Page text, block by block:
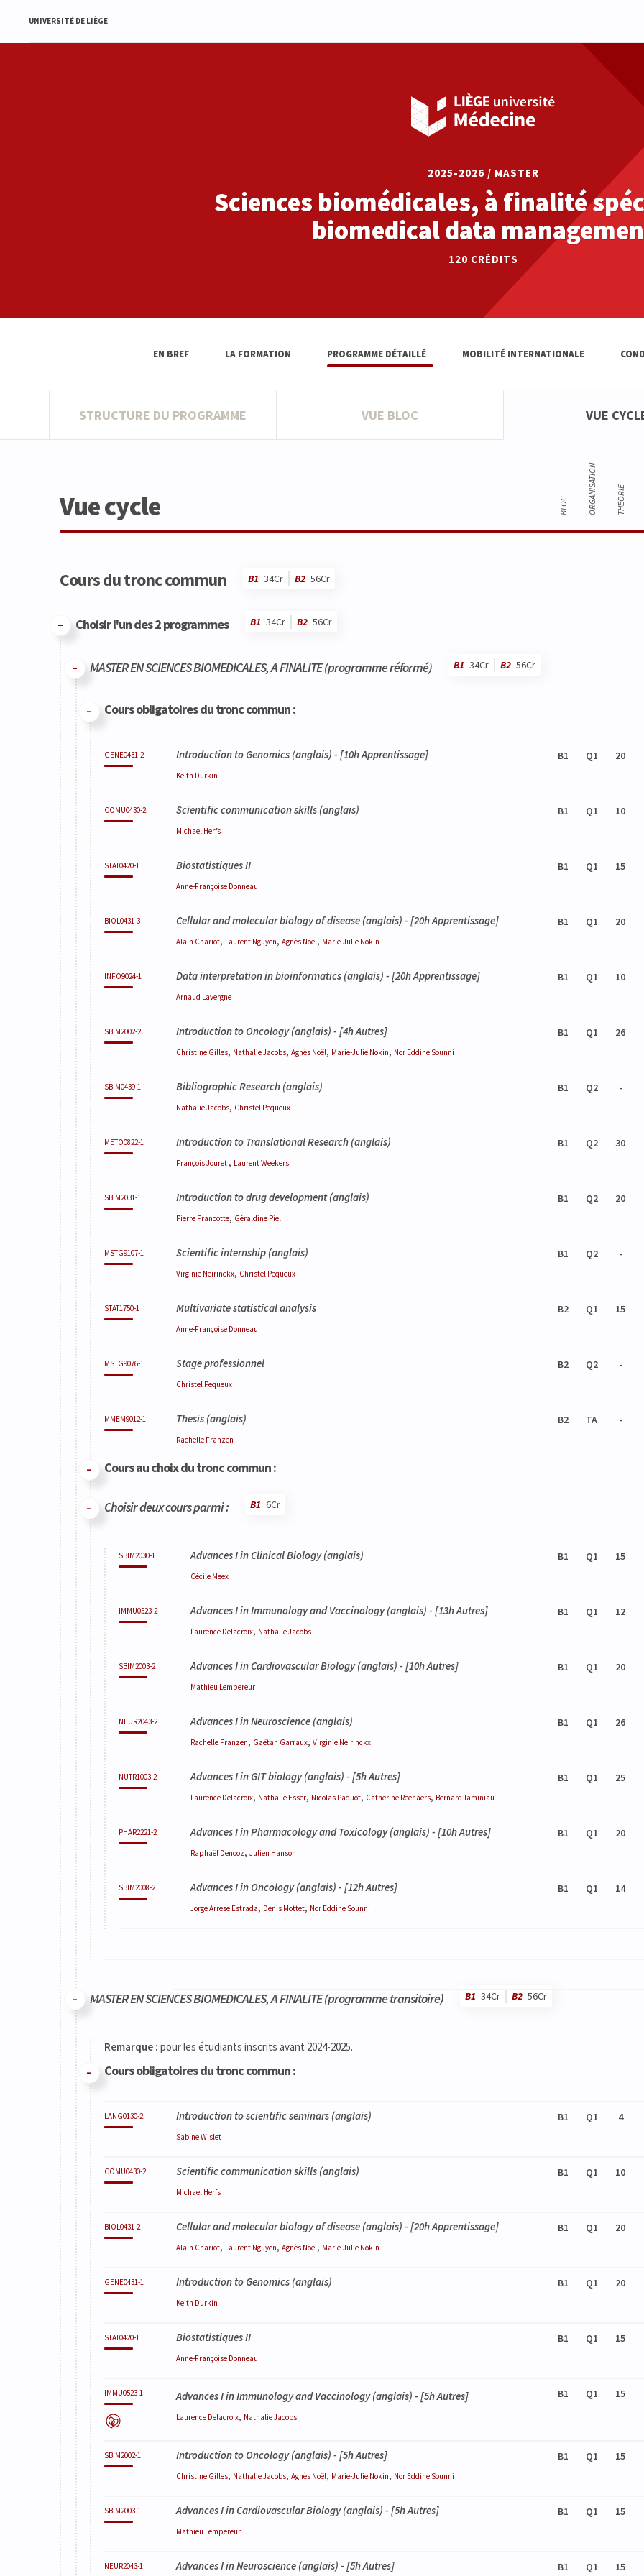
UNIVERSITÉ DE LIÈGE
2025-2026 / MASTER
Sciences biomédicales, à finalité
biomedical data
120 CRÉDITS
EN BREF LA FORMATION PROGRAMME DÉTAILLÉ MOBILITÉ INTERNATIONALE
STRUCTURE DU PROGRAMME VUE BLOC VUE
Vue cycle BLOC ORGANISATION THÉORIE
Cours du tronc commun B1 34Cr B2 56Cr
Choisir l'un des 2 programmes B1 34Cr B2 56Cr
Code
Détails
Bloc
Organisation
Théorie
Pratique
Autres
Crédits
MASTER EN SCIENCES BIOMEDICALES, A FINALITE (programme réformé) B1 34Cr B2 56Cr
Code
Détails
Bloc
Organisation
Théorie
Pratique
Autres
Crédits
Cours obligatoires du tronc commun :
GENE0431-2 Introduction to Genomics (anglais) - [10h Apprentissage]
Keith Durkin
B1 Q1 20
COMU0430-2 Scientific communication skills (anglais)
Michael Herfs
B1 Q1 10
STAT0420-1 Biostatistiques II
Anne-Françoise Donneau
B1 Q1 15
BIOL0431-3 Cellular and molecular biology of disease (anglais) - [20h Apprentissage]
Alain Chariot, Laurent Nguyen, Agnès Noël, Marie-Julie Nokin
B1 Q1 20
INFO9024-1 Data interpretation in bioinformatics (anglais) - [20h Apprentissage]
Arnaud Lavergne
B1 Q1 10
SBIM2002-2 Introduction to Oncology(anglais) - [4h Autres]
Christine Gilles, NathalieJacobs, Agnès Noël, Marie-Julie Nokin, Nor Eddine Sounni
B1 Q1 26
SBIM0439-1 Bibliographic Research (anglais)
NathalieJacobs, Christel Pequeux
B1 Q2 -
METO0822-1 Introduction to Translational Research (anglais)
FrançoisJouret , LaurentWeekers
B1 Q2 30
SBIM2031-1 Introduction to drug development(anglais)
Pierre Francotte, Géraldine Piel
B1 Q2 20
MSTG9107-1 Scientific internship (anglais)
Virginie Neirinckx, Christel Pequeux
B1 Q2 -
STAT1750-1 Multivariate statistical analysis
Anne-Françoise Donneau
B2 Q1 15
MSTG9076-1 Stage professionnel
Christel Pequeux
B2 Q2 -
MMEM9012-1 Thesis (anglais)
Rachelle Franzen
B2 TA -
Cours au choix du tronc commun :
Choisir deux cours parmi : B1 6Cr
SBIM2030-1 Advances I in Clinical Biology(anglais)
Cécile Meex
B1 Q1 15
IMMU0523-2 Advances I in Immunology and Vaccinology(anglais) - [13h Autres]
Laurence Delacroix, NathalieJacobs
B1 Q1 12
SBIM2003-2 Advances I in Cardiovascular Biology(anglais) - [10h Autres]
Mathieu Lempereur
B1 Q1 20
NEUR2043-2 Advances I in Neuroscience (anglais)
Rachelle Franzen, Gaëtan Garraux, Virginie Neirinckx
B1 Q1 26
NUTR1003-2 Advances I in GIT biology(anglais) - [5h Autres]
Laurence Delacroix, Nathalie Esser, Nicolas Paquot, Catherine Reenaers, BernardTaminiau
B1 Q1 25
PHAR2221-2 Advances I in Pharmacology and Toxicology(anglais) - [10h Autres]
Raphaël Denooz, Julien Hanson
B1 Q1 20
SBIM2008-2 Advances I in Oncology(anglais) - [12h Autres]
JorgeArrese Estrada, Denis Mottet, Nor Eddine Sounni
B1 Q1 14
MASTER EN SCIENCES BIOMEDICALES, A FINALITE (programme transitoire) B1 34Cr B2 56Cr
Remarque : pour les étudiants inscrits avant 2024-2025.
Cours obligatoires du tronc commun :
LANG0130-2 Introduction to scientific seminars (anglais)
SabineWislet
B1 Q1 4
COMU0430-2 Scientific communication skills (anglais)
Michael Herfs
B1 Q1 10
BIOL0431-2 Cellular and molecular biology of disease (anglais) - [20h Apprentissage]
Alain Chariot, Laurent Nguyen, Agnès Noël, Marie-Julie Nokin
B1 Q1 20
GENE0431-1 Introduction to Genomics (anglais)
Keith Durkin
B1 Q1 20
STAT0420-1 Biostatistiques II
Anne-Françoise Donneau
B1 Q1 15
IMMU0523-1 Advances I in Immunology and Vaccinology(anglais) - [5h Autres]
Laurence Delacroix, NathalieJacobs
B1 Q1 15
SBIM2002-1 Introduction to Oncology(anglais) - [5h Autres]
Christine Gilles, NathalieJacobs, Agnès Noël, Marie-Julie Nokin, Nor Eddine Sounni
B1 Q1 15
SBIM2003-1 Advances I in Cardiovascular Biology(anglais) - [5h Autres]
Mathieu Lempereur
B1 Q1 15
NEUR2043-1 Advances I in Neuroscience (anglais) - [5h Autres] B1 Q1 15